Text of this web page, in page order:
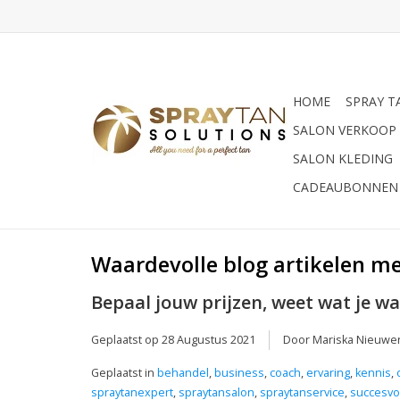
HOME
SPRAY
SALON VERKOOP
SALON KLEDING
CADEAUBONNEN
Waardevolle blog artikelen
Bepaal jouw prijzen, weet wat je
Geplaatst op 28 Augustus 2021 Door Mariska
Geplaatst in behandel,business,coach,ervaring,kennis,
spraytanexpert, spraytansalon, spraytanservice,